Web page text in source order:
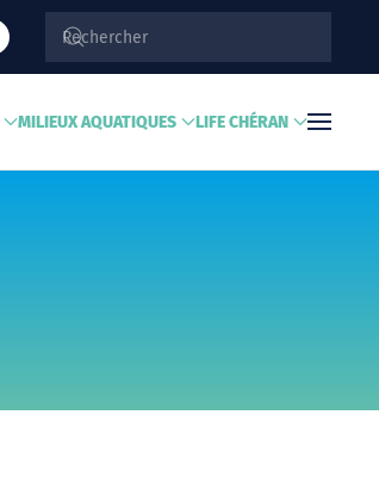
MILIEUX AQUATIQUES LIFE CHÉRAN